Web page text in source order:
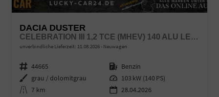
DACIA DUSTER
CELEBRATION III 1,2 TCE (MHEV) 140 ALU LED LINK LR
unverbindliche Lieferzeit: 11.08.2026 Neuwagen
Fahrzeugnr. 44665 Kraftstoff Benzin
Außenfarbe grau / dolomitgrau Leistung 103 kW (140 PS)
Kilometerstand 7 km 28.04.2026